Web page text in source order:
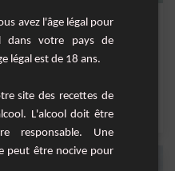
rafraîchissante et savoureuse
avez l'âge légal pour
dans votre pays de
légal est de 18 ans.
site des recettes de
L'alcool doit être
responsable. Une
peut être nocive pour